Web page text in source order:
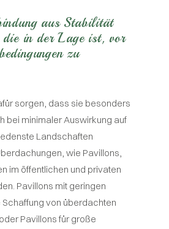
aus Stabilität
in der Lage ist, vor
zu
sorgen, dass sie besonders
bei minimaler Auswirkung auf
Landschaften
wie Pavillons,
im öffentlichen und privaten
Pavillons mit geringen
von überdachten
Pavillons für große